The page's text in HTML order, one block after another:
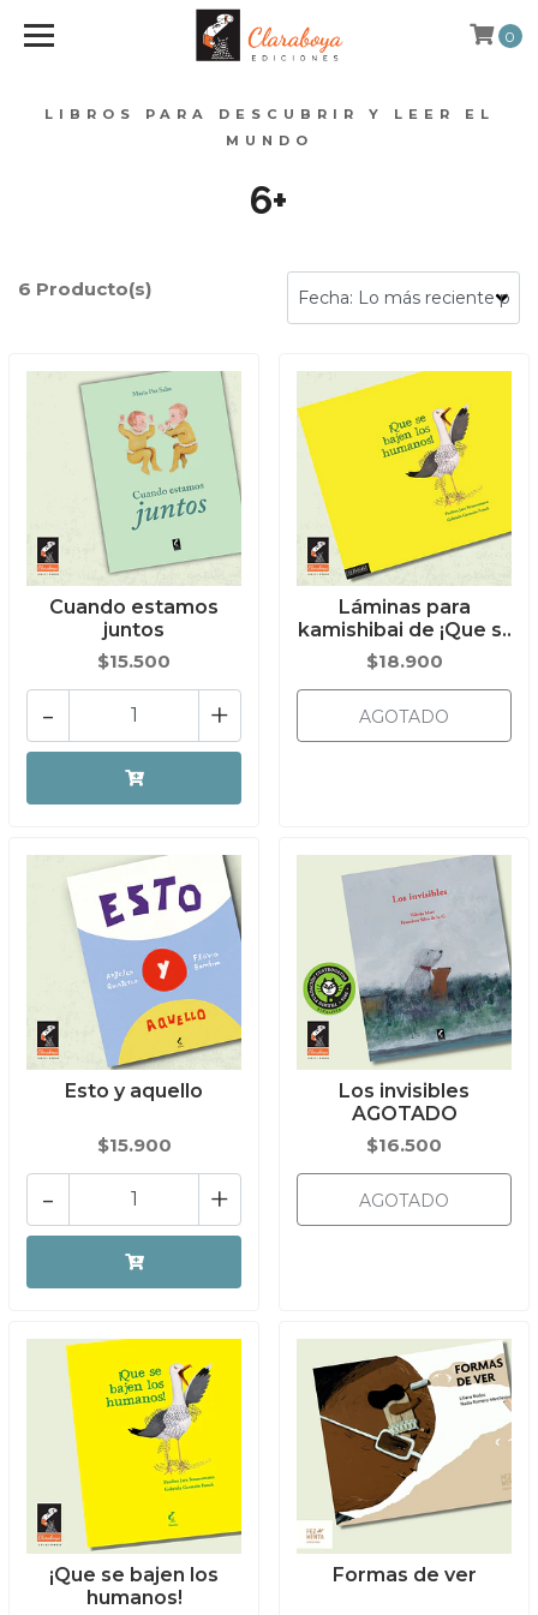
LIBROS PARA DESCUBRIR Y LEER EL
MUNDO
0
6+
6 Producto(s)
Cuando estamos
juntos
$15.500
+
-
Láminas para
kamishibai de ¡Que s..
$18.900
AGOTADO
Esto y aquello
$15.900
+
-
Los invisibles
AGOTADO
$16.500
AGOTADO
¡Que se bajen los
humanos!
Formas de ver